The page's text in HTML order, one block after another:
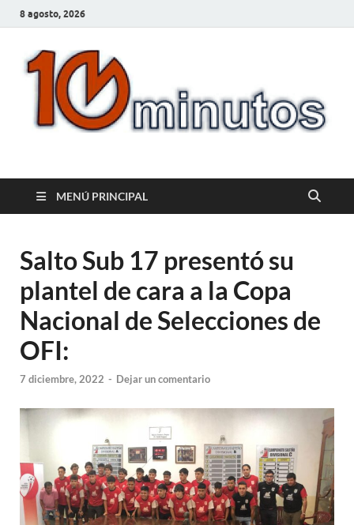
8 agosto, 2026
10minutos.com.uy
MENÚ PRINCIPAL
Salto Sub 17 presentó su
plantel de cara a la Copa
Nacional de Selecciones de
OFI:
7 diciembre, 2022 - Dejar un comentario